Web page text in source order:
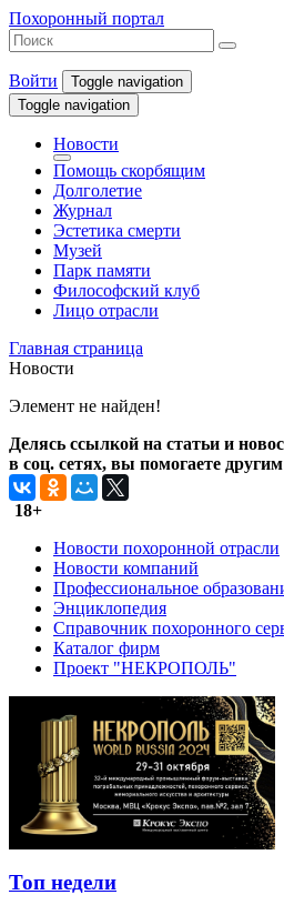
Похоронный портал
Войти
Toggle navigation
Toggle navigation
Новости
Помощь скорбящим
Долголетие
Журнал
Эстетика смерти
Музей
Парк памяти
Философский клуб
Лицо отрасли
Главная страница
Новости
Элемент не найден!
Делясь ссылкой на статьи и
в соц. сетях, вы помогаете
18+
Новости похоронной отрасли
Новости компаний
Профессиональное
Энциклопедия
Справочник похоронного
Каталог фирм
Проект "НЕКРОПОЛЬ"
Топ недели